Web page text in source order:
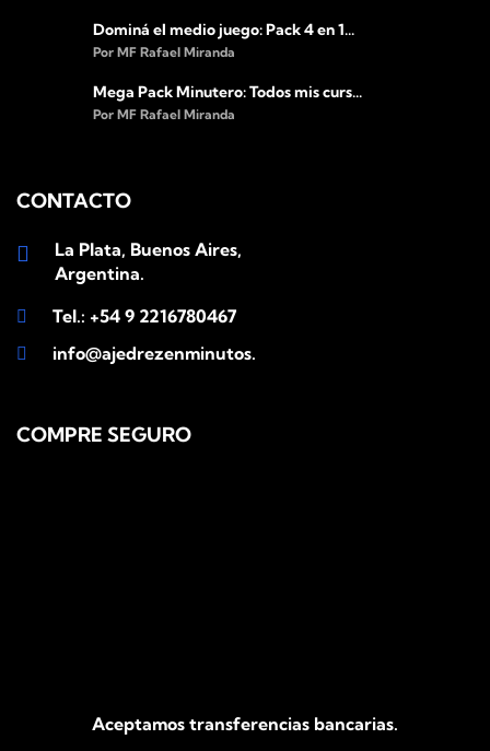
Dominá el medio juego: Pack 4 en 1...
Por MF Rafael Miranda
Mega Pack Minutero: Todos mis curs...
Por MF Rafael Miranda
CONTACTO
La Plata, Buenos Aires,
Argentina.
Tel.: +54 9 2216780467
info@ajedrezenminutos.com
COMPRE SEGURO
Aceptamos transferencias bancarias.